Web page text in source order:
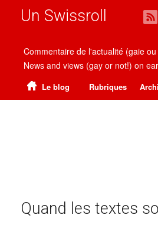
Un Swissroll
Commentaire de l'actualité (gaie
News and views (gay or not!) on
Le blog Rubriques
Quand les textes